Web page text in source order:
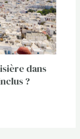
dans
?